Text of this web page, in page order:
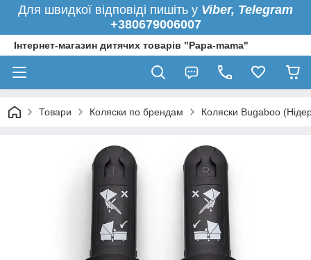
Для швидкої відповіді пишіть у Viber, Telegram
+380679006007
Інтернет-магазин дитячих товарів "Papa-mama"
Товари Коляски по брендам Коляски Bugaboo